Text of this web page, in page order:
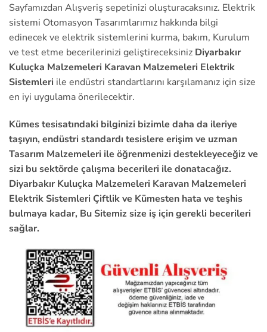
Sayfamızdan Alışveriş sepetinizi oluşturacaksınız. Elektrik
sistemi Otomasyon Tasarımlarımız hakkında bilgi
edinecek ve elektrik sistemlerini kurma, bakım, Kurulum
ve test etme becerilerinizi geliştireceksiniz Diyarbakır
Kuluçka Malzemeleri Karavan Malzemeleri Elektrik
Sistemleri ile endüstri standartlarını karşılamanız için size
en iyi uygulama önerilecektir.
Kümes tesisatındaki bilginizi bizimle daha da ileriye
taşıyın, endüstri standardı tesislere erişim ve uzman
Tasarım Malzemeleri ile öğrenmenizi destekleyeceğiz ve
sizi bu sektörde çalışma becerileri ile donatacağız.
Diyarbakır Kuluçka Malzemeleri Karavan Malzemeleri
Elektrik Sistemleri Çiftlik ve Kümesten hata ve teşhis
bulmaya kadar, Bu Sitemiz size iş için gerekli becerileri
sağlar.